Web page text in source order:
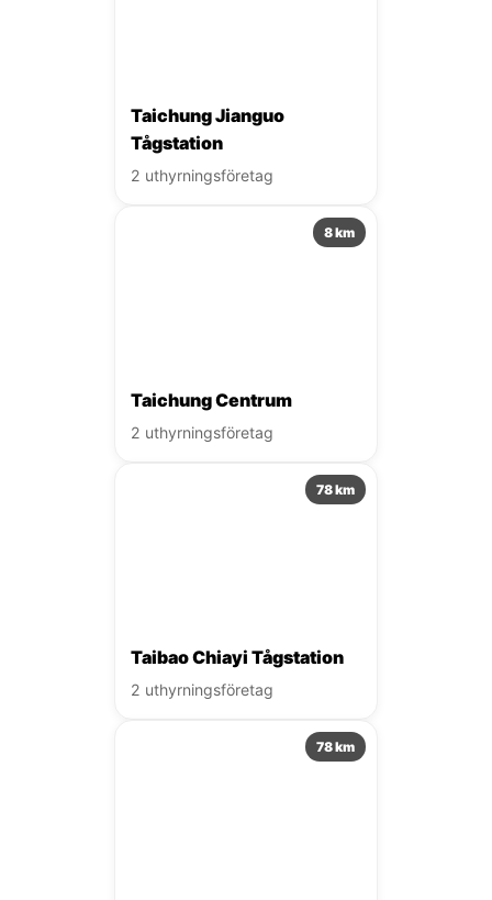
Taichung Jianguo
Tågstation
2 uthyrningsföretag
8 km
Taichung Centrum
2 uthyrningsföretag
78 km
Taibao Chiayi Tågstation
2 uthyrningsföretag
78 km